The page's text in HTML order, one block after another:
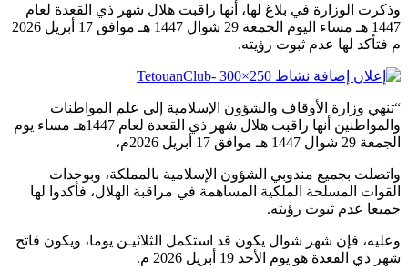
وذكرت الوزارة في بلاغ لها، أنها راقبت هلال شهر ذي القعدة لعام
1447 هـ مساء اليوم الجمعة 29 شوال 1447 هـ موافق 17 أبريل 2026
م فتأكد لها عدم ثبوت رؤيته.
“تنهي وزارة الأوقاف والشؤون الإسلامية إلى علم المواطنات
والمواطنين أنها راقبت هلال شهر ذي القعدة لعام 1447هـ مساء يوم
الجمعة 29 شوال 1447 هـ موافق 17 أبريل 2026م،
واتصلت بجميع مندوبي الشؤون الإسلامية بالمملكة، وبوحدات
القوات المسلحة الملكية المساهمة في مراقبة الهلال، فأكدوا لها
جميعا عدم ثبوت رؤيته.
وعليه، فإن شهر شوال يكون قد استكمل الثلاثيـن يوما، ويكون فاتح
شهر ذي القعدة هو يوم الأحد 19 أبريل 2026 م.